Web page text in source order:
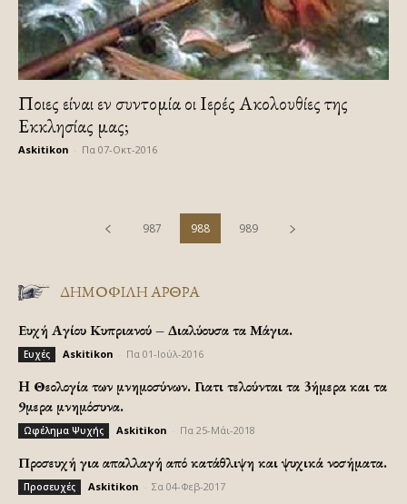
Ποιες είναι εν συντομία οι Ιερές Ακολουθίες της
Εκκλησίας μας;
Askitikon Πα 07-Οκτ-2016
987 988 989
ΔΗΜΟΦΙΛΗ ΑΡΘΡΑ
Ευχή Αγίου Κυπριανού – Διαλύουσα τα Μάγια.
Ευχές Askitikon Πα 01-Ιούλ-2016
H Θεολογία των μνημοσύνων. Γιατι τελούνται τα 3ήμερα και τα
9μερα μνημόσυνα.
Ωφέλημα Ψυχής Askitikon Πα 25-Μάι-2018
Προσευχή για απαλλαγή από κατάθλιψη και ψυχικά νοσήματα.
Προσευχές Askitikon Σα 04-Φεβ-2017